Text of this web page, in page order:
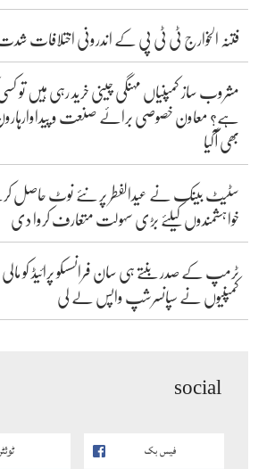
فتنہ الخوارج ٹی ٹی پی کے اندرونی اختلافات شدت
مشروب ساز کمپنیاں مہنگی چینی خرید رہی ہیں تو
ہے؟ معاون خصوصی برائے صنعت و پیداوارہارون
بھی آگیا
سٹیٹ بینک نے عیدالفطر پر نئے نوٹ حاصل
خواہشمندوں کیلئے بڑی سہولت متعارف کروا دی
ٹرمپ کے صدر بنتے ہی سان فرانسسکو پرائیڈ کو مالی
کمپنیوں نے سپانسرشپ واپس لے لی
social
فیس بک